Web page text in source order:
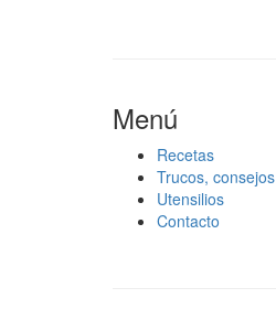
Menú
Recetas
Trucos, consejos
Utensilios
Contacto